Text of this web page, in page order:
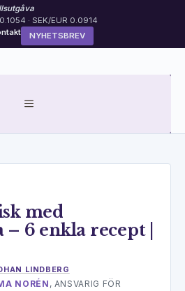
· SEK/EUR 0.0914
NYHETSBREV
MENY
med
6 enkla recept |
LINDBERG
NORÉN, ANSVARIG FÖR